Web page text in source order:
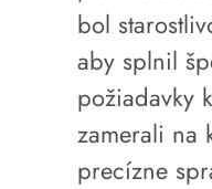
bol
aby splnil
požiadavky
zamerali na
precízne